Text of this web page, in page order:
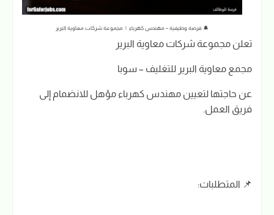
🔔 فرصة وظيفية – مهندس كهرباء | مجموعة شركات معاوية البرير
تعلن مجموعة شركات معاوية البرير
مجمع معاوية البرير للتغليف – سوبا
عن حاجتها لتعيين مهندس كهرباء مؤهل للانضمام إلى
فريق العمل.
📌 المتطلبات: